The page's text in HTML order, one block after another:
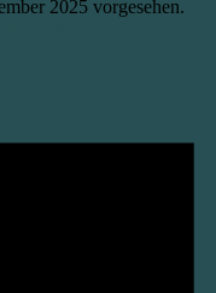
2025 vorgesehen.